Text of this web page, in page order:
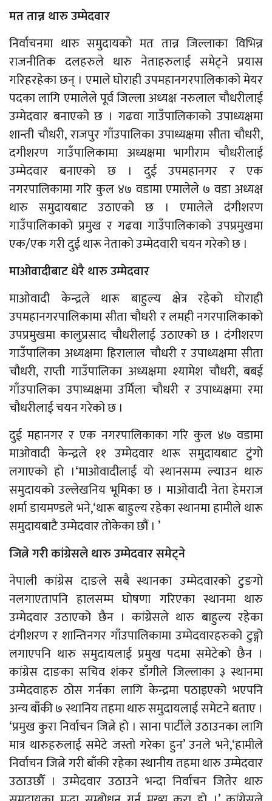
मत तान्न थारु उम्मेदवार
निर्वाचनमा थारु समुदायको मत तान्न जिल्लाका विभिन्न
राजनीतिक दलहरुले थारु नेताहरुलाई समेट्ने प्रयास
गरिहरहेका छन् । एमाले घोराही उपमहानगरपालिकाको मेयर
पदका लागि एमालेले पूर्व जिल्ला अध्यक्ष नरुलाल चौधरीलाई
उम्मेदवार बनाएको छ । गढवा गाउँपालिकाको उपाध्यक्षमा
शान्ती चौधरी, राजपुर गाँउपालिका उपाध्यक्षमा सीता चौधरी,
दगीशरण गाउँपालिकामा अध्यक्षमा भागीराम चौधरीलाई
उम्मेदवार बनाएको छ । दुई उपमहानगर र एक
नगरपालिकामा गरि कुल ४७ वडामा एमालेले ७ वडा अध्यक्ष
थारु समुदायबाट उठाएको छ । एमालेले दंगीशरण
गाउँपालिकाको प्रमुख र गढवा गाउँपालिकाको उपप्रमुखमा
एक/एक गरी दुई थारू नेताको उम्मेदवारी चयन गरेको छ ।
माओवादीबाट धेरै थारु उम्मेदवार
माओवादी केन्द्रले थारू बाहुल्य क्षेत्र रहेको घोराही
उपमहानगरपालिकामा सीता चौधरी र लमही नगरपालिकाको
उपप्रमुखमा कालुप्रसाद चौधरीलाई उठाएको छ । दंगीशरण
गाउँपालिका अध्यक्षमा हिरालाल चौधरी र उपाध्यक्षमा सीता
चौधरी, राप्ती गाउँपालिका अध्यक्षमा श्यामेश चौधरी, बबई
गाँउपालिका उपाध्यक्षमा उर्मिला चौधरी र उपाध्यक्षमा रमा
चौधरीलाई चयन गरेको छ ।
दुई महानगर र एक नगरपालिकाका गरि कुल ४७ वडामा
माओवादी केन्द्रले ११ उम्मेदवार थारू समुदायबाट टुंगो
लगाएको हो ।‘माओवादीलाई यो स्थानसम्म ल्याउन थारु
समुदायको उल्लेखनिय भूमिका छ । माओवादी नेता हेमराज
शर्मा डायमण्डले भने,‘थारू बाहुल्य रहेका स्थानमा हामीले थारू
समुदायबाटै उम्मेदवार तोकेका छौं । ’
जित्ने गरी कांग्रेसले थारु उम्मेदवार समेट्ने
नेपाली कांग्रेस दाङले सबै स्थानका उम्मेदवारको टुङगो
नलगाएतापनि हालसम्म घोषणा गरिएका स्थानमा थारु
उम्मेदवार उठाएको छैन । कांग्रेसले थारु बाहुल्य रहेका
दंगीशरण र शान्तिनगर गाँउपालिकामा उम्मेदवारहरुको टुङ्गो
लगाएपनि थारु समुदायलाई प्रमुख पदमा समेटेको छैन ।
कांग्रेस दाङका सचिव शंकर डाँगीले जिल्लाका ३ स्थानमा
उम्मेदवाहरु ठोस गर्नका लागि केन्द्रमा पठाइएको भएपनि
अन्य बाँकी ७ स्थानिय तहमा थारु समुदायलाई समेटने बताए ।
‘प्रमुख कुरा निर्वाचन जित्ने हो । साना पार्टीले उठाउनका लागि
मात्र थारुहरुलाई समेटे जस्तो गरेका हुन’ उनले भने,‘हामीले
निर्वाचन जित्ने गरी बाँकी रहेका स्थानीय तहमा थारु उम्मेदवार
उठाउछौँ । उम्मेदवार उठाउने भन्दा निर्वाचन जितेर थारु